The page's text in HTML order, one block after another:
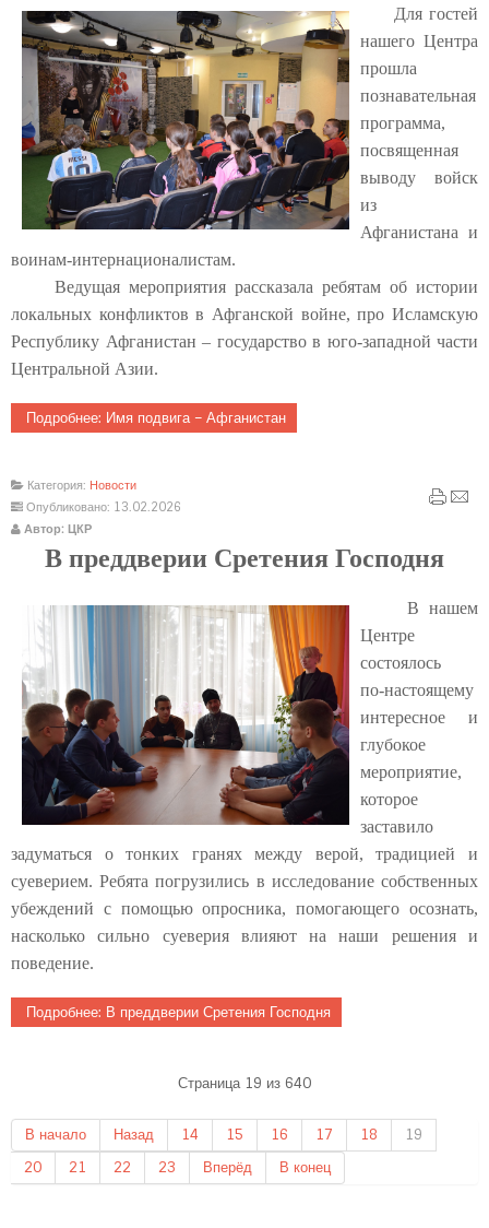
Для гостей
нашего Центра
прошла
познавательная
программа,
посвященная
выводу войск
из
Афганистана и
воинам-интернационалистам.
Ведущая мероприятия рассказала ребятам об истории
локальных конфликтов в Афганской войне, про Исламскую
Республику Афганистан – государство в юго-западной части
Центральной Азии.
Подробнее: Имя подвига – Афганистан
Категория: Новости
Опубликовано: 13.02.2026
Автор: ЦКР
В преддверии Сретения Господня
В нашем
Центре
состоялось
по‑настоящему
интересное и
глубокое
мероприятие,
которое
заставило
задуматься о тонких гранях между верой, традицией и
суеверием. Ребята погрузились в исследование собственных
убеждений с помощью опросника, помогающего осознать,
насколько сильно суеверия влияют на наши решения и
поведение.
Подробнее: В преддверии Сретения Господня
Страница 19 из 640
В начало Назад 14 15 16 17 18
19
20
21 22 23 Вперёд В конец